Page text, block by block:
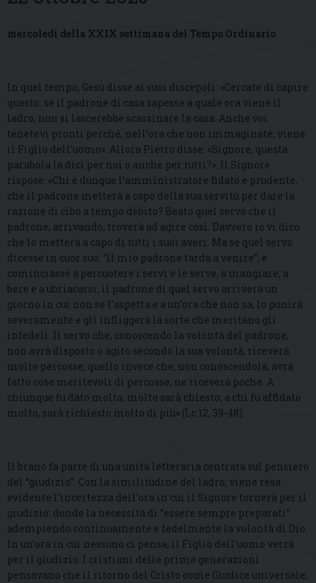
mercoledì della XXIX settimana del Tempo Ordinario
In quel tempo, Gesù disse ai suoi discepoli: «Cercate di capire
questo: se il padrone di casa sapesse a quale ora viene il
ladro, non si lascerebbe scassinare la casa. Anche voi
tenetevi pronti perché, nell’ora che non immaginate, viene
il Figlio dell’uomo». Allora Pietro disse: «Signore, questa
parabola la dici per noi o anche per tutti?». Il Signore
rispose: «Chi è dunque l’amministratore fidato e prudente,
che il padrone metterà a capo della sua servitù per dare la
razione di cibo a tempo debito? Beato quel servo che il
padrone, arrivando, troverà ad agire così. Davvero io vi dico
che lo metterà a capo di tutti i suoi averi. Ma se quel servo
dicesse in cuor suo: “Il mio padrone tarda a venire”, e
cominciasse a percuotere i servi e le serve, a mangiare, a
bere e a ubriacarsi, il padrone di quel servo arriverà un
giorno in cui non se l’aspetta e a un’ora che non sa, lo punirà
severamente e gli infliggerà la sorte che meritano gli
infedeli. Il servo che, conoscendo la volontà del padrone,
non avrà disposto o agito secondo la sua volontà, riceverà
molte percosse; quello invece che, non conoscendola, avrà
fatto cose meritevoli di percosse, ne riceverà poche. A
chiunque fu dato molto, molto sarà chiesto; a chi fu affidato
molto, sarà richiesto molto di più» (Lc 12, 39-48).
Il brano fa parte di una unità letteraria centrata sul pensiero
del “giudizio”. Con la similitudine del ladro, viene resa
evidente l’incertezza dell’ora in cui il Signore tornerà per il
giudizio: donde la necessità di “essere sempre preparati”
adempiendo continuamente e fedelmente la volontà di Dio.
In un’ora in cui nessuno ci pensa, il Figlio dell’uomo verrà
per il giudizio. I cristiani delle prime generazioni
pensavano che il ritorno del Cristo come Giudice universale,